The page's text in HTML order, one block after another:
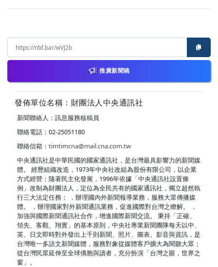
推廣新聞稿
發佈單位名稱：財團法人中央通訊社
新聞聯絡人：訊息服務核稿員
聯絡電話：02-25051180
聯絡信箱： timtimcna@mail.cna.com.tw
中央通訊社是中華民國的國家通訊社，是台灣最具影響力的新聞媒
體。 經歷組織改造，1973年中央社改組為股份有限公司，以企業
方式經營；隨著民主化發展，1996年依據「中央通訊社設置條
例」改制為財團法人，定位為全民共有的國家通訊社，獨立超然執
行三大法定任務： ．辦理國內外新聞報導業務，服務大眾傳播媒
體。 ．辦理國家對外新聞通訊業務，促進國際對台灣之瞭解。 ．
加強與國際新聞通訊社合作，增進國際新聞交流。 秉持「正確、
領先、客觀、翔實」的基本原則，中央社專業新聞團隊每天以中、
英、日文即時對外發出上千則新聞、照片、圖表、影音與資訊，是
台灣唯一多語文新聞媒體，服務對象從媒體客戶擴大為閱聽大眾；
從台灣民眾延伸至全球僑胞與讀者，充分扮演「台灣之眼，世界之
窗」。